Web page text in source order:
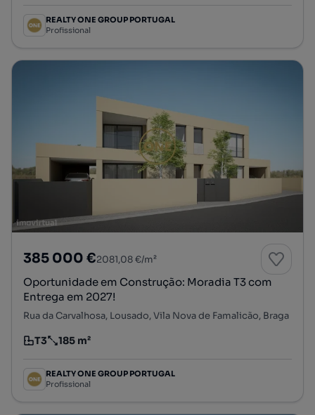
REALTY ONE GROUP PORTUGAL
Profissional
385 000 €2081,08 €/m²
Oportunidade em Construção: Moradia T3 com
Entrega em 2027!
Rua da Carvalhosa, Lousado, Vila Nova de Famalicão, Braga
Tipologia
T3
Preço por metro quadrado
185 m²
REALTY ONE GROUP PORTUGAL
Profissional